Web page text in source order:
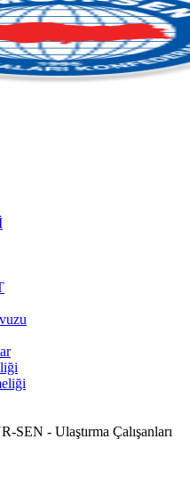
- Ulaştırma Çalışanları